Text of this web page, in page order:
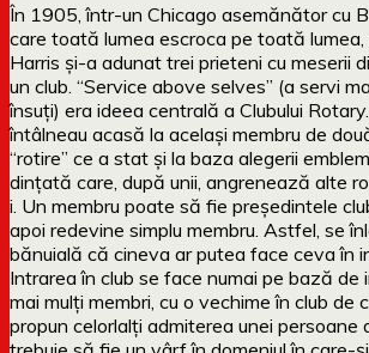
În 1905, într-un Chicago asemănător cu
care toată lumea escroca pe toată lumea,
Harris și-a adunat trei prieteni cu meserii
un club. “Service above selves” (a servi
însuți) era ideea centrală a Clubului
întâlneau acasă la același membru de
“rotire” ce a stat și la baza alegerii
dințată care, după unii, angrenează alte
i. Un membru poate să fie președintele
apoi redevine simplu membru. Astfel, se
bănuială că cineva ar putea face ceva în
Intrarea în club se face numai pe bază de
mai mulți membri, cu o vechime în club de
propun celorlalți admiterea unei persoane